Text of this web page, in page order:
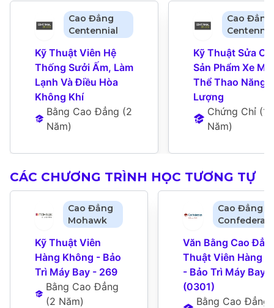
Cao Đẳng
Centennial
Kỹ Thuật Viên Hệ
Thống Sưởi Ấm, Làm
Lạnh Và Điều Hòa
Không Khí
Bằng Cao Đẳng (2
Năm)
Cao Đẳng
Kỹ Thuật Sửa
Sản Phẩm Xe
Thể Thao Năng
Lượng
Chứng Chỉ (1
Năm)
CÁC CHƯƠNG TRÌNH HỌC TƯƠNG TỰ
Cao Đẳng
Mohawk
Kỹ Thuật Viên
Hàng Không - Bảo
Trì Máy Bay - 269
Bằng Cao Đẳng
(2 Năm)
Cao Đẳng
Văn Bằng Cao
Thuật Viên Hàng
- Bảo Trì Máy Bay
(0301)
Bằng Cao Đẳng